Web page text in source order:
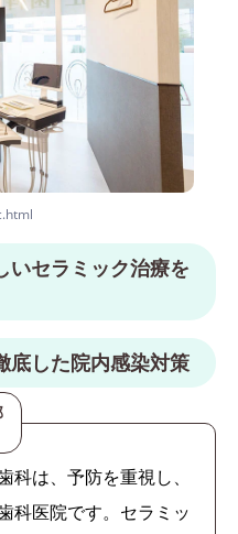
いセラミック治療を
底した院内感染対策
は、予防を重視し、
科医院です。セラミッ